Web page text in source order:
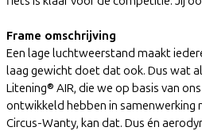
Frame omschrijving
Een lage luchtweerstand maakt
laag gewicht doet dat ook. Dus wat
Litening® AIR, die we op basis van
ontwikkeld hebben in samenwerking
Circus-Wanty, kan dat. Dus én